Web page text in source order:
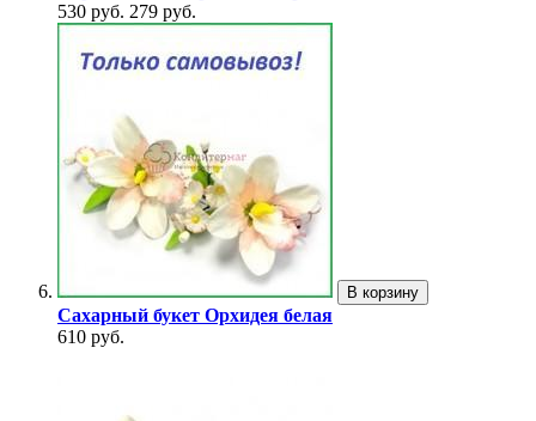
530 руб. 279 руб.
В корзину
Сахарный букет Орхидея белая
610 руб.